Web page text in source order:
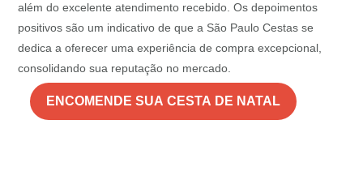
além do excelente atendimento recebido. Os depoimentos
positivos são um indicativo de que a São Paulo Cestas se
dedica a oferecer uma experiência de compra excepcional,
consolidando sua reputação no mercado.
ENCOMENDE SUA CESTA DE NATAL